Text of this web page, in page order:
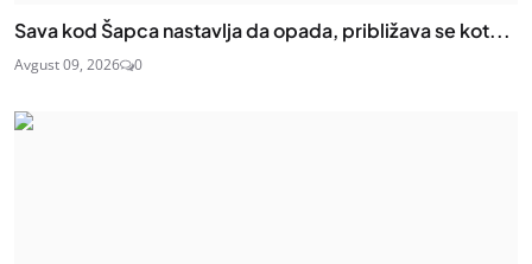
Sava kod Šapca nastavlja da opada, približava se kot...
Avgust 09, 2026 0